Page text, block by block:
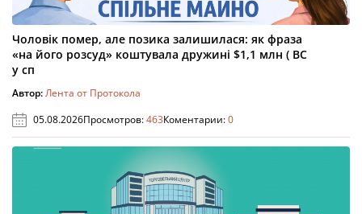
Чоловік помер, але позика залишилася: як фраза
«на його розсуд» коштувала дружині $1,1 млн ( ВС
у сп
Автор:Лента от Протокола
05.08.2026Просмотров:463Коментарии:0